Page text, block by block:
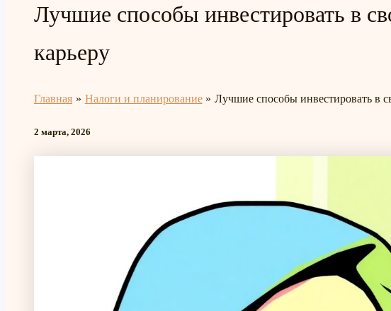
Лучшие способы инвестировать в
карьеру
Главная Налоги и планирование Лучшие способы инвестировать в
2 марта, 2026